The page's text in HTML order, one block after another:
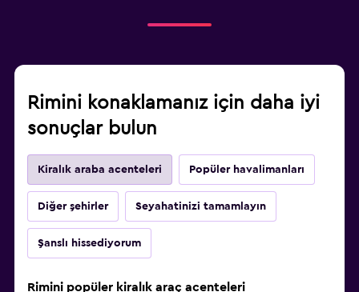
Rimini konaklamanız için daha iyi
sonuçlar bulun
Kiralık araba acenteleri Popüler havalimanları
Diğer şehirler Seyahatinizi tamamlayın
Şanslı hissediyorum
Rimini popüler kiralık araç acenteleri